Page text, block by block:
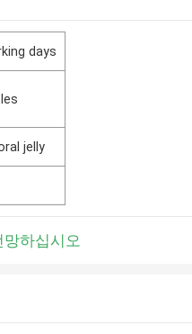
days
jelly
망하십시오